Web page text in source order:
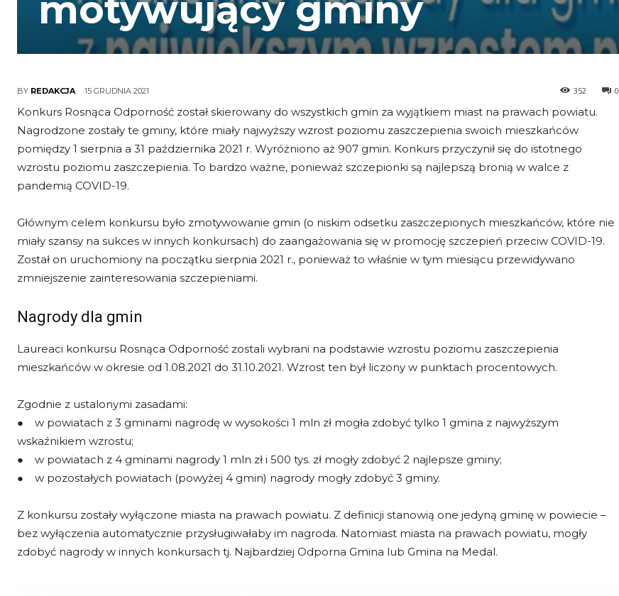
motywujący gminy
BY REDAKCJA 15 GRUDNIA 2021 0
352
Konkurs Rosnąca Odporność został skierowany do wszystkich gmin za wyjątkiem miast na prawach powiatu.
Nagrodzone zostały te gminy, które miały najwyższy wzrost poziomu zaszczepienia swoich mieszkańców
pomiędzy 1 sierpnia a 31 października 2021 r. Wyróżniono aż 907 gmin. Konkurs przyczynił się do istotnego
wzrostu poziomu zaszczepienia. To bardzo ważne, ponieważ szczepionki są najlepszą bronią w walce z
pandemią COVID-19.
Głównym celem konkursu było zmotywowanie gmin (o niskim odsetku zaszczepionych mieszkańców, które nie
miały szansy na sukces w innych konkursach) do zaangażowania się w promocję szczepień przeciw COVID-19.
Został on uruchomiony na początku sierpnia 2021 r., ponieważ to właśnie w tym miesiącu przewidywano
zmniejszenie zainteresowania szczepieniami.
Nagrody dla gmin
Laureaci konkursu Rosnąca Odporność zostali wybrani na podstawie wzrostu poziomu zaszczepienia
mieszkańców w okresie od 1.08.2021 do 31.10.2021. Wzrost ten był liczony w punktach procentowych.
Zgodnie z ustalonymi zasadami:
● w powiatach z 3 gminami nagrodę w wysokości 1 mln zł mogła zdobyć tylko 1 gmina z najwyższym
wskaźnikiem wzrostu;
● w powiatach z 4 gminami nagrody 1 mln zł i 500 tys. zł mogły zdobyć 2 najlepsze gminy;
● w pozostałych powiatach (powyżej 4 gmin) nagrody mogły zdobyć 3 gminy.
Z konkursu zostały wyłączone miasta na prawach powiatu. Z definicji stanowią one jedyną gminę w powiecie –
bez wyłączenia automatycznie przysługiwałaby im nagroda. Natomiast miasta na prawach powiatu, mogły
zdobyć nagrody w innych konkursach tj. Najbardziej Odporna Gmina lub Gmina na Medal.